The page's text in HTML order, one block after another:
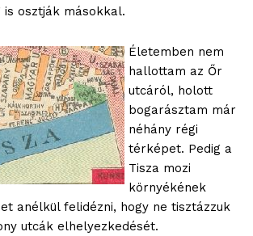
osztják másokkal.
Életemben nem
hallottam az Őr
utcáról, holott
bogarásztam már
néhány régi
térképet. Pedig a
Tisza mozi
környékének
anélkül felidézni, hogy ne tisztázzuk
utcák elhelyezkedését.